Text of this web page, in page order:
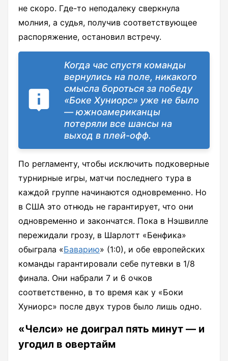
не скоро. Где-то неподалеку сверкнула
молния, а судья, получив соответствующее
распоряжение, остановил встречу.
Когда час спустя команды
вернулись на поле, никакого
смысла бороться за победу
«Боке Хуниорс» уже не было
— южноамериканцы
потеряли все шансы на
выход в плей-офф.
По регламенту, чтобы исключить подковерные
турнирные игры, матчи последнего тура в
каждой группе начинаются одновременно. Но
в США это отнюдь не гарантирует, что они
одновременно и закончатся. Пока в Нэшвилле
пережидали грозу, в Шарлотт «Бенфика»
обыграла «Баварию» (1:0), и обе европейских
команды гарантировали себе путевки в 1/8
финала. Они набрали 7 и 6 очков
соответственно, в то время как у «Боки
Хуниорс» после двух туров было лишь одно.
«Челси» не доиграл пять минут — и
угодил в овертайм